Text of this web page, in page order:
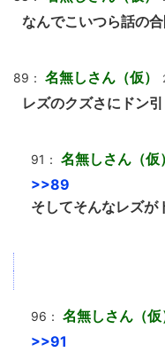
なんでこいつら話の
89： 名無しさん（仮）
レズのクズさにドン
91： 名無しさん（仮）
>>89
そしてそんなレズが
96： 名無しさん（仮
>>91